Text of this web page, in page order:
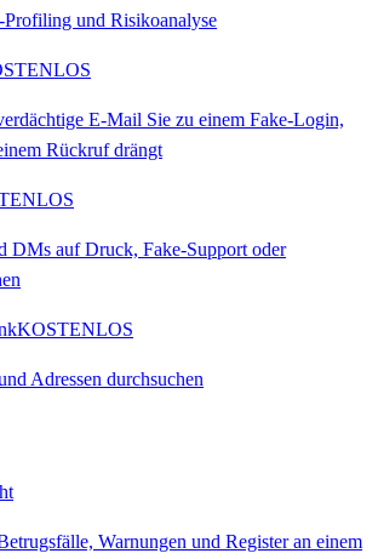
und Risikoanalyse
E-Mail Sie zu einem Fake-Login,
Rückruf drängt
DMs auf Druck, Fake-Support oder
KOSTENLOS
Adressen durchsuchen
Warnungen und Register an einem